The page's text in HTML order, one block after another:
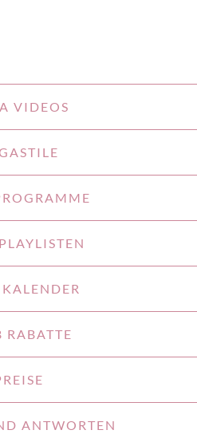
VIDEOS
RABATTE
ANTWORTEN